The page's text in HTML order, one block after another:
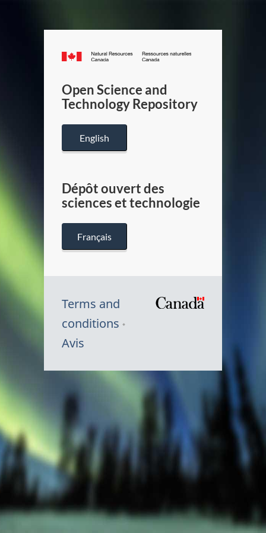
Canada.ca
/
Canada
Open Science and
Technology Repository
English
Dépôt ouvert des
sciences et technologie
Français
Terms and
conditions
Avis
Canada